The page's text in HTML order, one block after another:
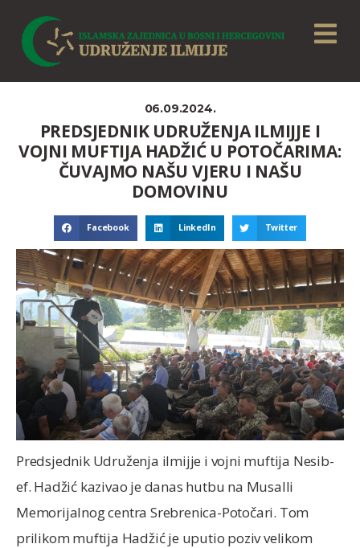
06.09.2024.
PREDSJEDNIK UDRUŽENJA ILMIJJE I
VOJNI MUFTIJA HADŽIĆ U POTOČARIMA:
ČUVAJMO NAŠU VJERU I NAŠU
DOMOVINU
Facebook LinkedIn Twitter
Predsjednik Udruženja ilmijje i vojni muftija Nesib-
ef. Hadžić kazivao je danas hutbu na Musalli
Memorijalnog centra Srebrenica-Potočari. Tom
prilikom muftija Hadžić je uputio poziv velikom